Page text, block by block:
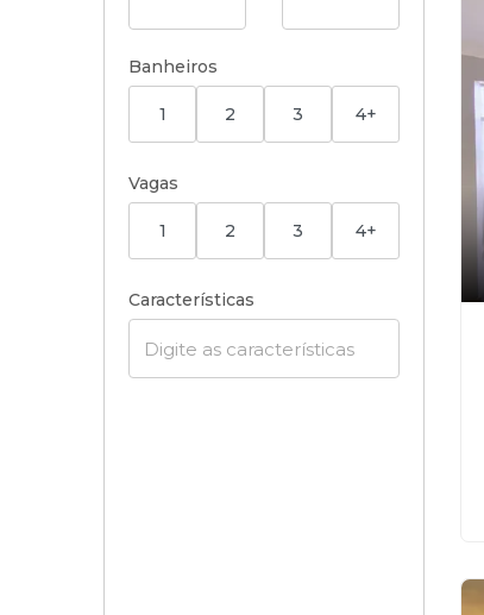
Banheiros
1 2 3 4+
Vagas
1 2 3 4+
Características